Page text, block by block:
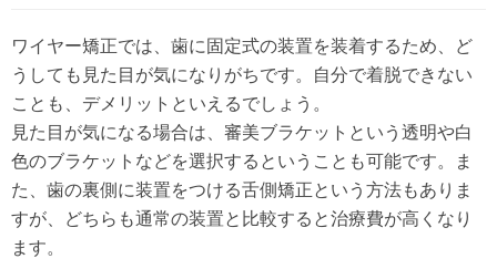
ワイヤー矯正では、歯に固定式の装置を装着するため、ど
うしても見た目が気になりがちです。自分で着脱できない
ことも、デメリットといえるでしょう。
見た目が気になる場合は、審美ブラケットという透明や白
色のブラケットなどを選択するということも可能です。ま
た、歯の裏側に装置をつける舌側矯正という方法もありま
すが、どちらも通常の装置と比較すると治療費が高くなり
ます。